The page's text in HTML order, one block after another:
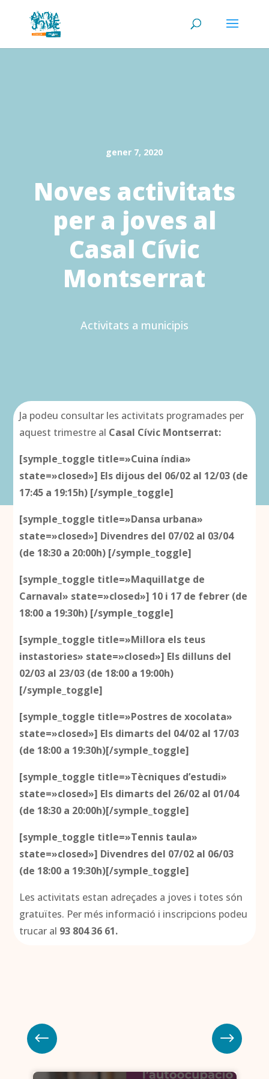
gener 7, 2020
Noves activitats
per a joves al
Casal Cívic
Montserrat
Activitats a municipis
Ja podeu consultar les activitats programades per
aquest trimestre al Casal Cívic Montserrat:
[symple_toggle title=»Cuina índia»
state=»closed»] Els dijous del 06/02 al 12/03 (de
17:45 a 19:15h) [/symple_toggle]
[symple_toggle title=»Dansa urbana»
state=»closed»] Divendres del 07/02 al 03/04
(de 18:30 a 20:00h) [/symple_toggle]
[symple_toggle title=»Maquillatge de
Carnaval» state=»closed»] 10 i 17 de febrer (de
18:00 a 19:30h) [/symple_toggle]
[symple_toggle title=»Millora els teus
instastories» state=»closed»] Els dilluns del
02/03 al 23/03 (de 18:00 a 19:00h)
[/symple_toggle]
[symple_toggle title=»Postres de xocolata»
state=»closed»] Els dimarts del 04/02 al 17/03
(de 18:00 a 19:30h)[/symple_toggle]
[symple_toggle title=»Tècniques d’estudi»
state=»closed»] Els dimarts del 26/02 al 01/04
(de 18:30 a 20:00h)[/symple_toggle]
[symple_toggle title=»Tennis taula»
state=»closed»] Divendres del 07/02 al 06/03
(de 18:00 a 19:30h)[/symple_toggle]
Les activitats estan adreçades a joves i totes són
gratuïtes. Per més informació i inscripcions podeu
trucar al 93 804 36 61.